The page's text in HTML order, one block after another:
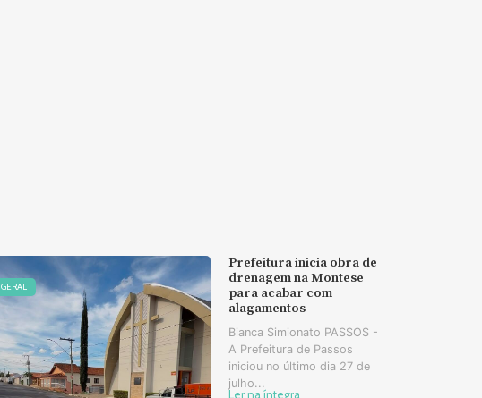
GERAL
Prefeitura inicia obra de
drenagem na Montese
para acabar com
alagamentos
Bianca Simionato PASSOS -
A Prefeitura de Passos
iniciou no último dia 27 de
julho...
Ler na íntegra